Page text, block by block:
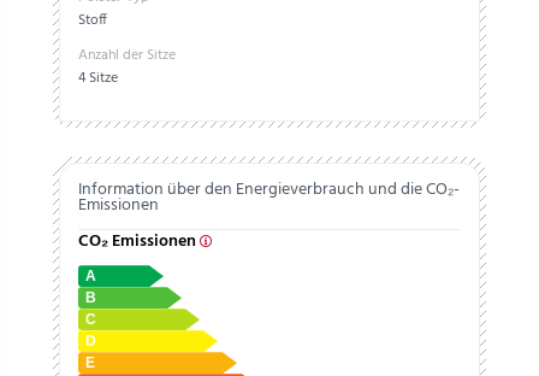
Stoff
Anzahl der Sitze
4 Sitze
Information über den Energieverbrauch und die CO₂-
Emissionen
CO₂ Emissionen